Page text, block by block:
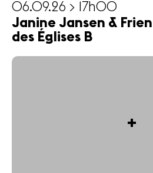
06.09.26 > 17h00
Janine Jansen &
des Églises B
+